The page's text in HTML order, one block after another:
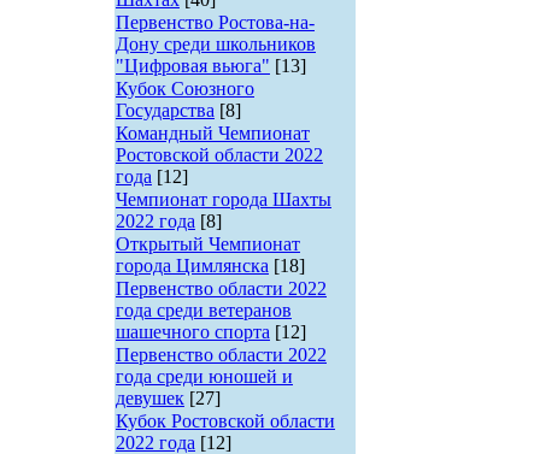
Первенство Ростова-на-
Дону среди школьников
"Цифровая вьюга" [13]
Кубок Союзного
Государства [8]
Командный Чемпионат
Ростовской области 2022
года [12]
Чемпионат города Шахты
2022 года [8]
Открытый Чемпионат
города Цимлянска [18]
Первенство области 2022
года среди ветеранов
шашечного спорта [12]
Первенство области 2022
года среди юношей и
девушек [27]
Кубок Ростовской области
2022 года [12]